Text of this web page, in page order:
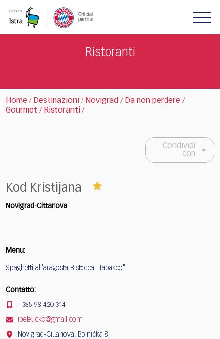
note:
Ristoranti
Home / Destinazioni / Novigrad / Da non perdere /
Gourmet / Ristoranti /
Condividi
con
Kod Kristijana
Novigrad-Cittanova
Menu:
Spaghetti all'aragosta Bistecca "Tabasco"
Contatto:
+385 98 420 314
ibeleticko@gmail.com
Novigrad-Cittanova, Bolnička 8